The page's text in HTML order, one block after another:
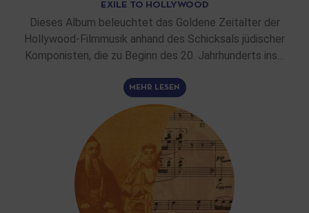
EXILE TO HOLLYWOOD
Dieses Album beleuchtet das Goldene Zeitalter der
Hollywood-Filmmusik anhand des Schicksals jüdischer
Komponisten, die zu Beginn des 20. Jahrhunderts ins…
MEHR LESEN